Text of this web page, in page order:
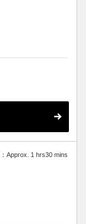
だいておりますの
ンカラーをご希望
Approx. 1 hrs30 mins